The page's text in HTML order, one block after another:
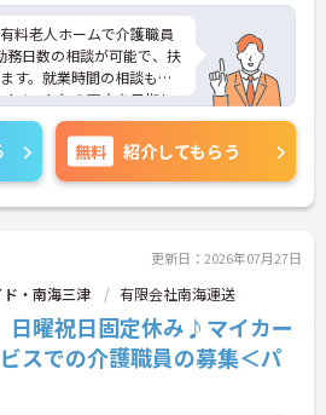
料老人ホームで介護職員
務日数の相談が可能で、扶
す。就業時間の相談もで
ベートとの両立を目指し
日には時間給加算があ
与やリフレッシュルーム
ある方には、面接対策ポ
話いたしますので、お気
体制
働きやすい環境です
談できます
す
両立を目指しやすい環境
無料 紹介してもらう
更新日：2026年07月27日
・南海三津 有限会社南海運送
日曜祝日固定休み♪マイカー
スでの介護職員の募集＜パ